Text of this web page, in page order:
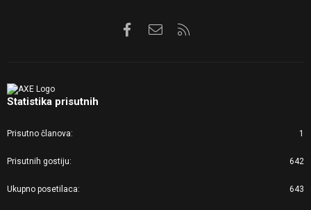
FacebookKontaktirajte nas
Statistika prisutnih
Prisutno članova 1
Prisutnih gostiju 642
Ukupno posetilaca 643